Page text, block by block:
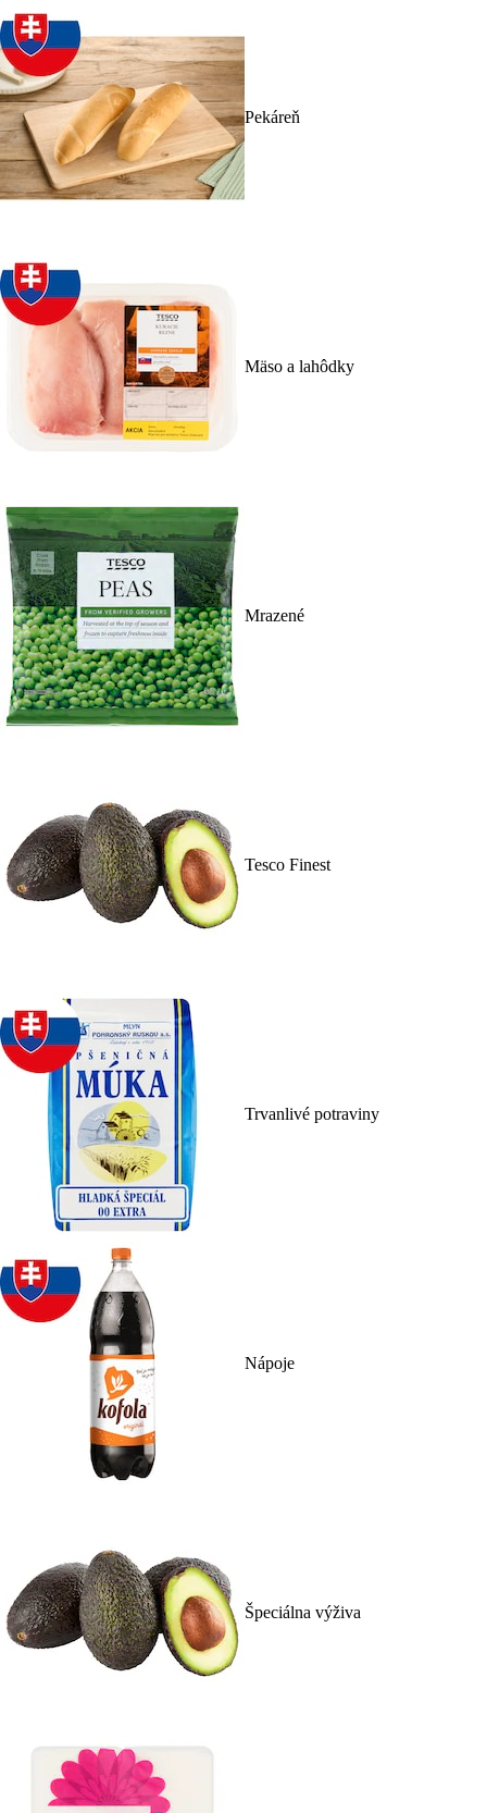
Pekáreň
Mäso a lahôdky
Mrazené
Tesco Finest
Trvanlivé potraviny
Nápoje
Špeciálna výživa